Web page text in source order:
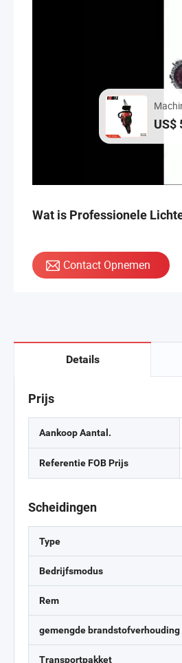
US$
Wat is Professionele
Contact Opnemen
Details
Prijs
Aankoop Aantal.
Referentie FOB Prijs
Scheidingen
Type
Bedrijfsmodus
Rem
gemengde brandstofverhouding
Transportpakket